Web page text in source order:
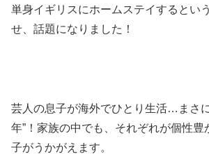
単身イギリスにホームステイするとい
せ、話題になりました！
芸人の息子が海外でひとり生活…まさ
年”！家族の中でも、それぞれが個性豊
子がうかがえます。